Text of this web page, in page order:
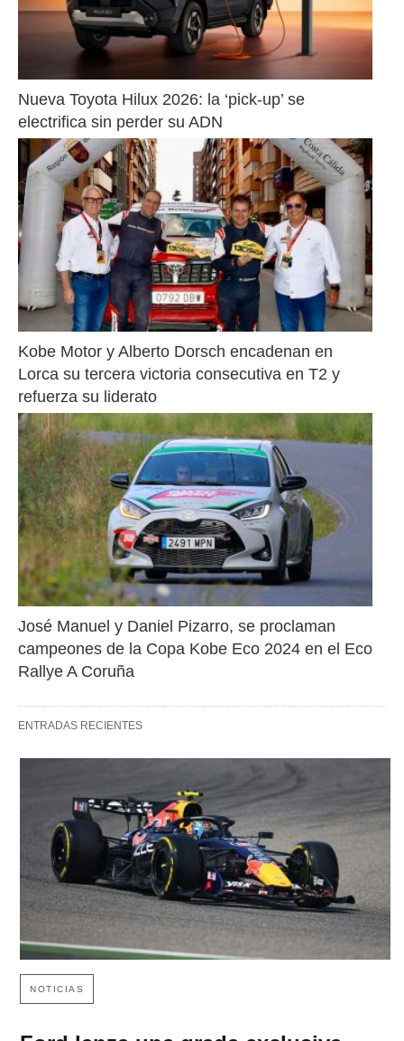
Nueva Toyota Hilux 2026: la ‘pick-up’ se
electrifica sin perder su ADN
Kobe Motor y Alberto Dorsch encadenan en
Lorca su tercera victoria consecutiva en T2 y
refuerza su liderato
José Manuel y Daniel Pizarro, se proclaman
campeones de la Copa Kobe Eco 2024 en el Eco
Rallye A Coruña
ENTRADAS RECIENTES
NOTICIAS